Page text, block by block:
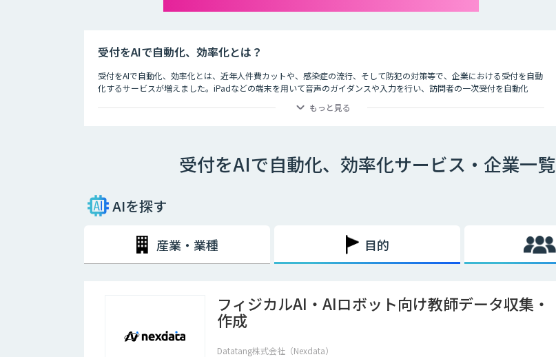
受付をAIで自動化、効率化とは？
受付をAIで自動化、効率化とは、近年人件費カットや、感染症の流行、そして防犯の対策等で、企業における受付を自動
化するサービスが増えました。iPadなどの端末を用いて音声のガイダンスや入力を行い、訪問者の一次受付を自動化
もっと見る
受付をAIで自動化、効率化サービス・企業一覧
AIを探す
産業・業種 目的
フィジカルAI・AIロボット向け教師データ収集・
作成
Datatang株式会社（Nexdata）